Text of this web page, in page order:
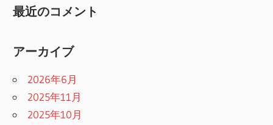
最近のコメント
アーカイブ
2026年6月
2025年11月
2025年10月